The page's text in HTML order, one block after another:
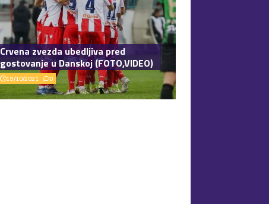
Crvena zvezda ubedljiva pred
gostovanje u Danskoj (FOTO,VIDEO)
19/10/2021 0